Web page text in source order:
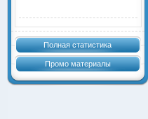
Полная статистика
Промо материалы